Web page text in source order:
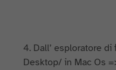
4. Dall’ esploratore
Desktop/ in Mac Os